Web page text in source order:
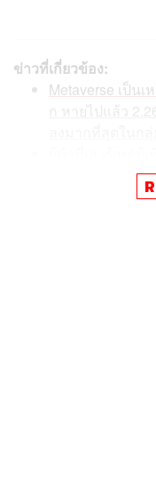
ข่าวที่เกี่ยวข้อง:
Metaverse เป็น
ก หายไปแล้ว
เคอร์เบิร์ก คือต้
ยังไหวแน่นะ